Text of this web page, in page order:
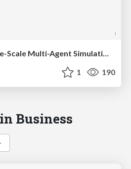
(論文読み)Very Large-Scale Multi-Agent Simulation in AgentScope
1 190
Business